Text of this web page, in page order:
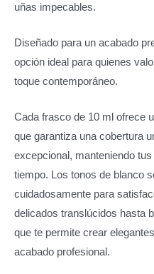
uñas impecables.
Diseñado para un acabado
opción ideal para quienes
toque contemporáneo.
Cada frasco de 10 ml ofrece
que garantiza una cobertura
excepcional, manteniendo
tiempo. Los tonos de blanco
cuidadosamente para
delicados translúcidos hasta
que te permite crear
acabado profesional.